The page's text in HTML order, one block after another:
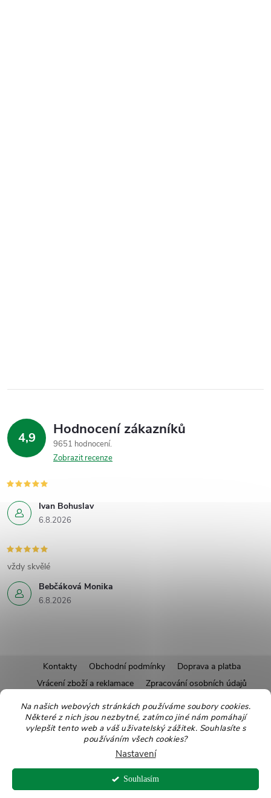
Na našich webových stránkách používáme soubory cookies.
Některé z nich jsou nezbytné, zatímco jiné nám pomáhají
vylepšit tento web a váš uživatelský zážitek. Souhlasíte s
používáním všech cookies?
Nastavení
Souhlasím
4,9 Hodnocení zákazníků
9651 hodnocení
Zobrazit recenze
Ivan Bohuslav
6.8.2026
Bebčáková Monika
6.8.2026
vždy skvělé
á
Kontakty Obchodní podmínky
Doprava a platba
Vrácení zboží a reklamace
Zpracování osobních údajů
Pravidla soutěží
Affiliate program
Recepty
Pro nové dodavatele
Ekologické balení Moje objednávka
Copyright 2026Zdravoslav. Všechna práva vyhrazena.Upravit nastavení
cookies